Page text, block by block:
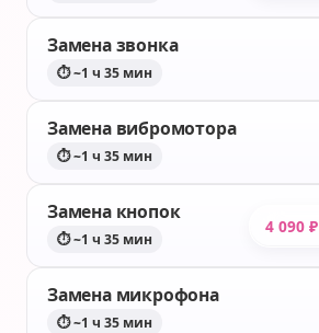
Замена звонка
⏱ ~1 ч 35 мин
Замена вибромотора
⏱ ~1 ч 35 мин
Замена кнопок
⏱ ~1 ч 35 мин
4 090 ₽
Замена микрофона
⏱ ~1 ч 35 мин